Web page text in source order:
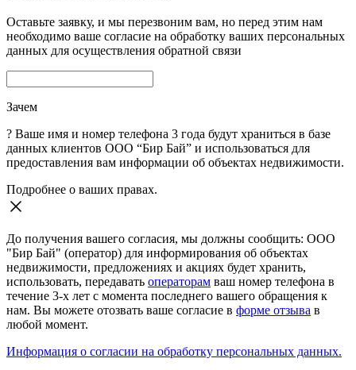
Оставьте заявку, и мы перезвоним вам, но перед этим нам
необходимо ваше согласие на обработку ваших персональных
данных для осуществления обратной связи
Зачем
? Ваше имя и номер телефона 3 года будут храниться в базе
данных клиентов ООО “Бир Бай” и использоваться для
предоставления вам информации об объектах недвижимости.
Подробнее о ваших правах.
До получения вашего согласия, мы должны сообщить: ООО
"Бир Бай" (оператор) для информирования об объектах
недвижимости, предложениях и акциях будет хранить,
использовать, передавать операторам ваш номер телефона в
течение 3-х лет с момента последнего вашего обращения к
нам. Вы можете отозвать ваше согласие в форме отзыва в
любой момент.
Информация о согласии на обработку персональных данных.